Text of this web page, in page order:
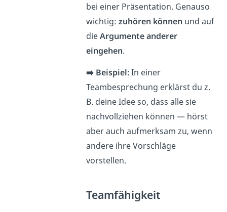
bei einer Präsentation. Genauso
wichtig:zuhören können und auf
dieArgumente anderer
eingehen.
➡️ Beispiel:In einer
Teambesprechung erklärst du z.
B. deine Idee so, dass alle sie
nachvollziehen können — hörst
aber auch aufmerksam zu, wenn
andere ihre Vorschläge
vorstellen.
Teamfähigkeit